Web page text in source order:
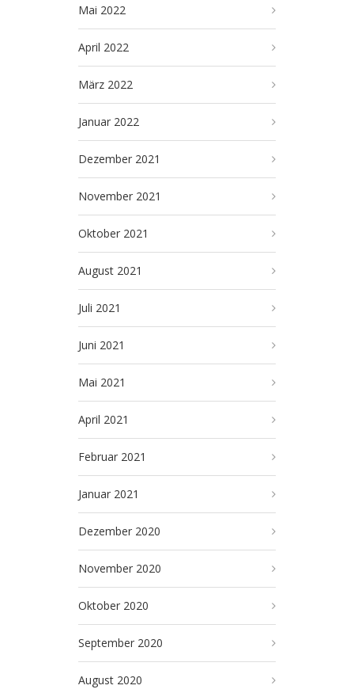
Mai 2022
April 2022
März 2022
Januar 2022
Dezember 2021
November 2021
Oktober 2021
August 2021
Juli 2021
Juni 2021
Mai 2021
April 2021
Februar 2021
Januar 2021
Dezember 2020
November 2020
Oktober 2020
September 2020
August 2020